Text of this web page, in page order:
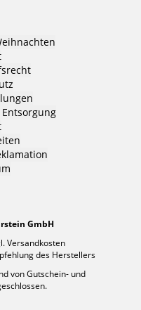
GmbH
Versandkosten
des Herstellers
von Gutschein- und